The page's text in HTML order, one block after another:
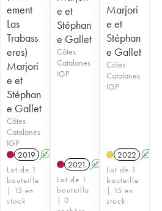
ement
Las
Trabass
eres)
Marjori
e et
Stéphan
e Gallet
Côtes
Catalanes
IGP
2019 A
Lot de 1
bouteille
| 13 en
stock
e et
Stéphan
e Gallet
Côtes
Catalanes
IGP
2021 A
Lot de 1
bouteille
| 0
Marjori
e et
Stéphan
e Gallet
Côtes
Catalanes
IGP
2022 A
Lot de 1
bouteille
| 15 en
stock